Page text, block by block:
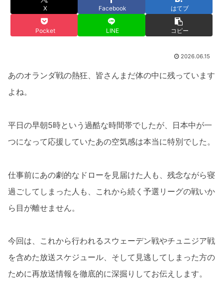
X Facebook はてブ
Pocket LINE コピー
2026.06.15
あのオランダ戦の熱狂、皆さんまだ体の中に残っています
よね。
平日の早朝5時という過酷な時間帯でしたが、日本中が一
つになって応援していたあの空気感は本当に特別でした。
仕事前にあの劇的なドローを見届けた人も、残念ながら寝
過ごしてしまった人も、これから続く予選リーグの戦いか
ら目が離せません。
今回は、これから行われるスウェーデン戦やチュニジア戦
を含めた放送スケジュール、そして見逃してしまった方の
ために再放送情報を徹底的に深掘りしてお伝えします。